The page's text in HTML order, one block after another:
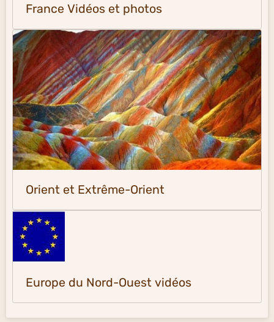
France Vidéos et photos
Orient et Extrême-Orient
Europe du Nord-Ouest vidéos